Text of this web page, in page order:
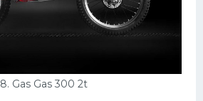
8. Gas Gas 300 2t